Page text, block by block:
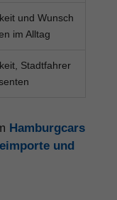
und Wunsch
im Alltag
Stadtfahrer
Hamburgcars
und